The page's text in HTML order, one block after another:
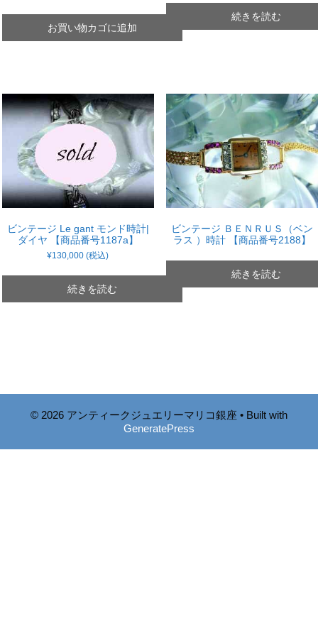
価
格
は
の
価
格
お買い物カゴに追加
続きを読む
ビンテージ Le gant モンド時計|
ダイヤ 【商品番号1187a】
¥130,000 (税込)
続きを読む
ビンテージ ＢＥＮＲＵＳ（ベン
ラス ）時計 【商品番号2188】
続きを読む
© 2026 アンティークジュエリーマリコ銀座 • Built with
GeneratePress